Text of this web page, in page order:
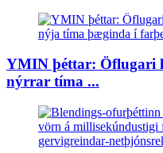
YMIN þéttar: Öflugari
nýrrar tíma ...